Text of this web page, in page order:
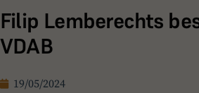
Filip Lemberechts
VDAB
19/05/2024